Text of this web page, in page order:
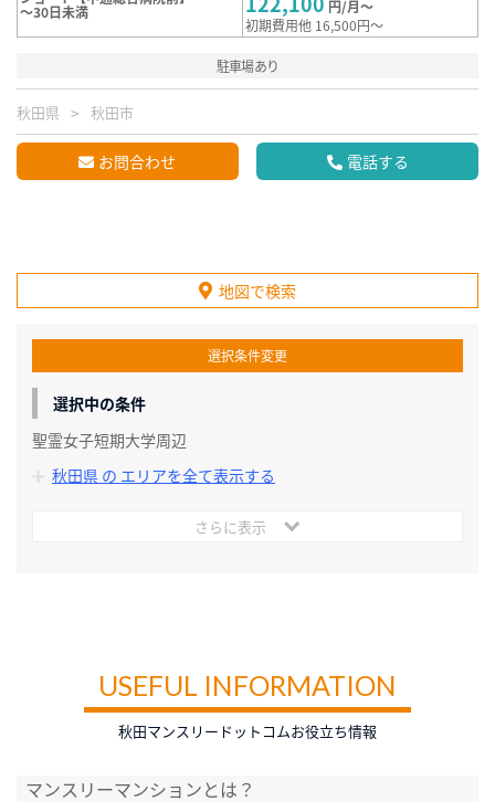
～30日未満
円/月～
初期費用他 16,500円～
駐車場あり
秋田県 秋田市
お問合わせ 電話する
地図で検索
選択条件変更
選択中の条件
聖霊女子短期大学周辺
秋田県 の エリアを全て表示する
さらに表示
USEFUL INFORMATION
秋田マンスリードットコムお役立ち情報
マンスリーマンションとは？